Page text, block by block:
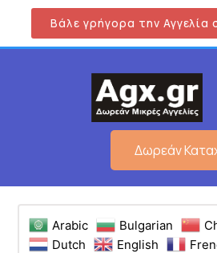
Βάλε γρήγορα την Αγγελία
Δωρεάν
Arabic Bulgarian
Dutch
English